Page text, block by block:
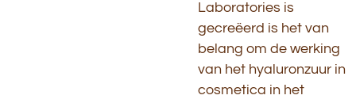
Laboratories is
gecreëerd is het van
belang om de werking
van het hyaluronzuur in
cosmetica in het